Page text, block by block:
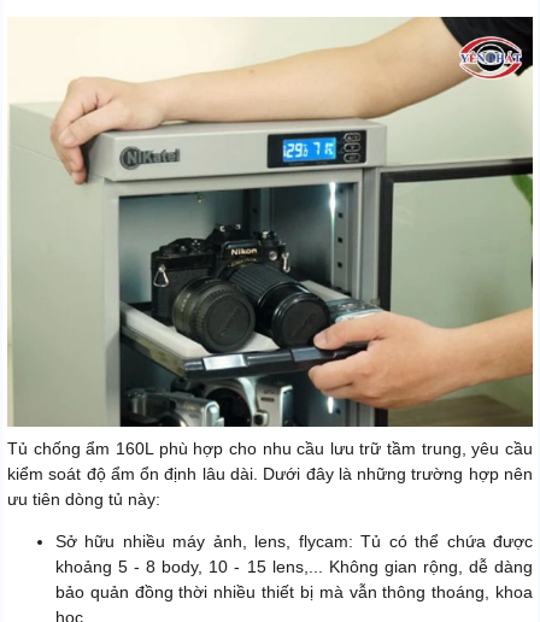
Tủ chống ẩm 160L phù hợp cho nhu cầu lưu trữ tầm trung, yêu cầu
kiểm soát độ ẩm ổn định lâu dài. Dưới đây là những trường hợp nên
ưu tiên dòng tủ này:
Sở hữu nhiều máy ảnh, lens, flycam: Tủ có thể chứa được
khoảng 5 - 8 body, 10 - 15 lens,... Không gian rộng, dễ dàng
bảo quản đồng thời nhiều thiết bị mà vẫn thông thoáng, khoa
học.